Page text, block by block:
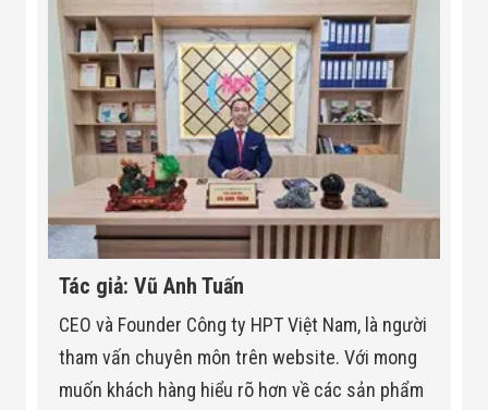
Tác giả: Vũ Anh Tuấn
CEO và Founder Công ty HPT Việt Nam, là người
tham vấn chuyên môn trên website. Với mong
muốn khách hàng hiểu rõ hơn về các sản phẩm